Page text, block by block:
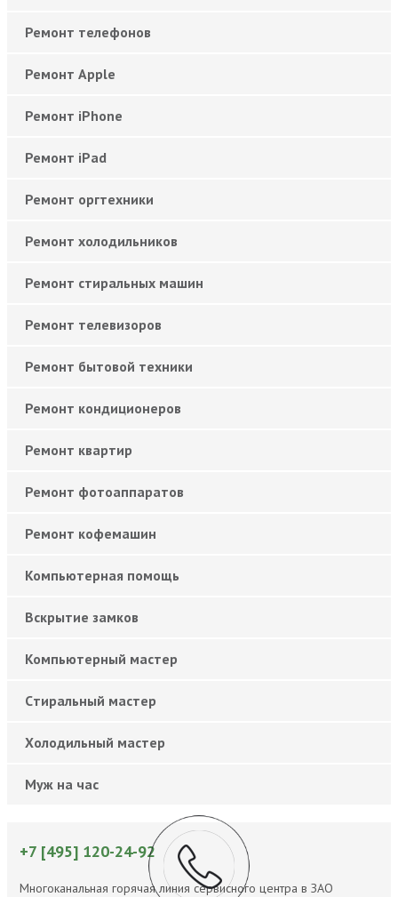
Ремонт телефонов
Ремонт Apple
Ремонт iPhone
Ремонт iPad
Ремонт оргтехники
Ремонт холодильников
Ремонт стиральных машин
Ремонт телевизоров
Ремонт бытовой техники
Ремонт кондиционеров
Ремонт квартир
Ремонт фотоаппаратов
Ремонт кофемашин
Компьютерная помощь
Вскрытие замков
Компьютерный мастер
Cтиральный мастер
Холодильный мастер
Муж на час
+7 [495] 120-24-92
Многоканальная горячая линия сервисного центра в ЗАО